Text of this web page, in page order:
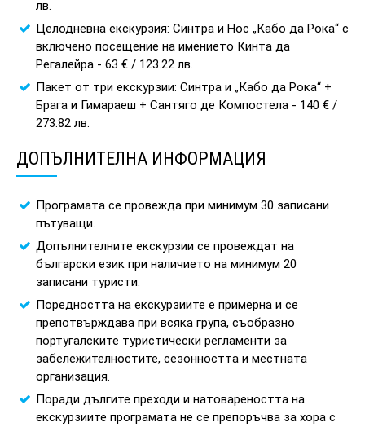
лв.
Целодневна екскурзия: Синтра и Нос „Кабо да Рока“ с
включено посещение на имението Кинта да
Регалейра - 63 € / 123.22 лв.
Пакет от три екскурзии: Синтра и „Кабо да Рока“ +
Брага и Гимараеш + Сантяго де Компостела - 140 € /
273.82 лв.
ДОПЪЛНИТЕЛНА ИНФОРМАЦИЯ
Програмата се провежда при минимум 30 записани
пътуващи.
Допълнителните екскурзии се провеждат на
български език при наличието на минимум 20
записани туристи.
Поредността на екскурзиите е примерна и се
препотвърждава при всяка група, съобразно
португалските туристически регламенти за
забележителностите, сезонността и местната
организация.
Поради дългите преходи и натовареността на
екскурзиите програмата не се препоръчва за хора с